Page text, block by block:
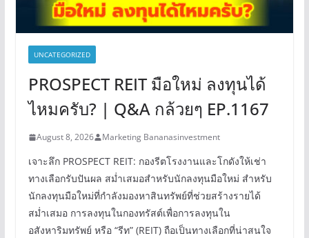
UNCATEGORIZED
PROSPECT REIT มือใหม่ ลงทุนได้
ไหมครับ? | Q&A กล้วยๆ EP.1167
August 8, 2026 Marketing Bananasinvestment
เจาะลึก PROSPECT REIT: กองรีตโรงงานและโกดังให้เช่า
ทางเลือกรับปันผล สม่ำเสมอสำหรับนักลงทุนมือใหม่ สำหรับ
นักลงทุนมือใหม่ที่กำลังมองหาสินทรัพย์ที่ช่วยสร้างรายได้
สม่ำเสมอ การลงทุนในกองทรัสต์เพื่อการลงทุนใน
อสังหาริมทรัพย์ หรือ “รีท” (REIT) ถือเป็นทางเลือกที่น่าสนใจ